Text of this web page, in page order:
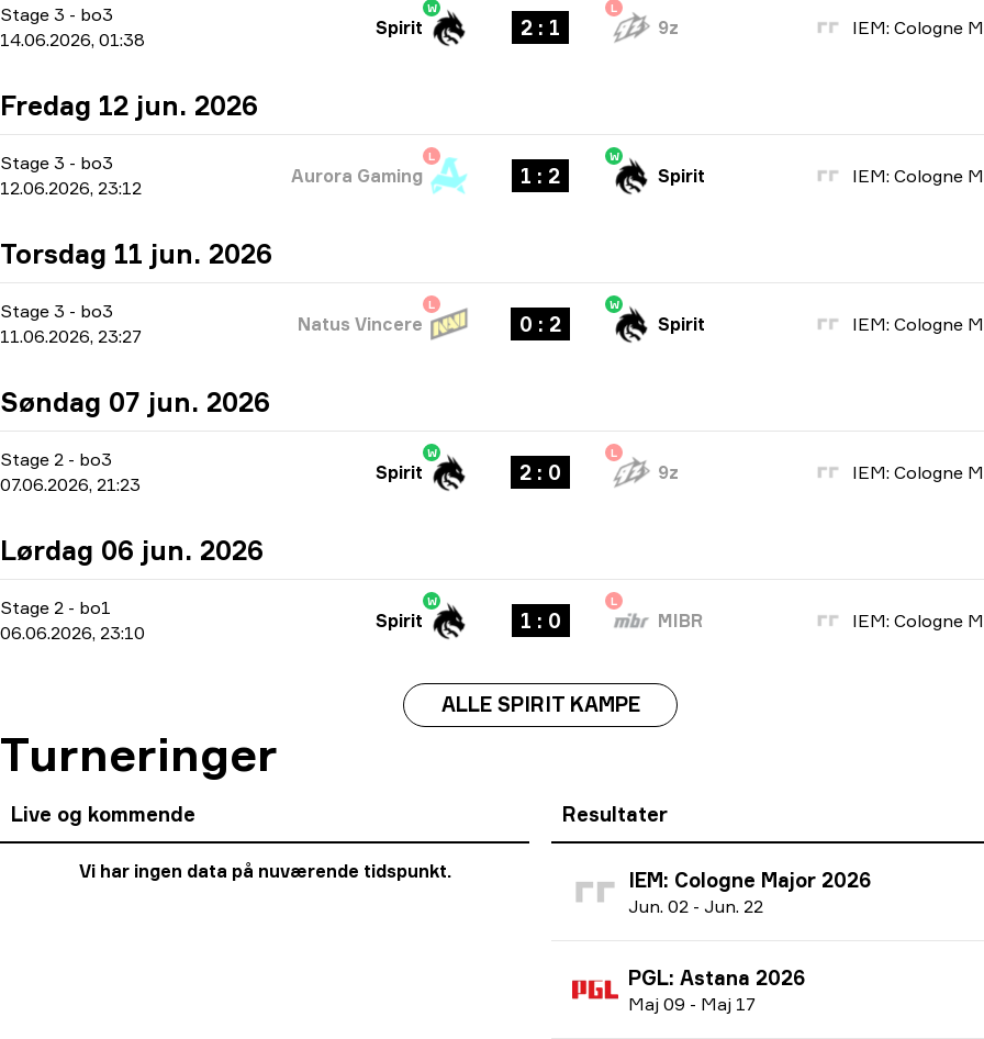
Stage 3 - bo3
14.06.2026, 01:38
W
Spirit 2 : 1
L
9z
Fredag 12 jun. 2026
Stage 3 - bo3
12.06.2026, 23:12
L
Aurora Gaming 1 : 2
W
Spirit
Torsdag 11 jun. 2026
Stage 3 - bo3
11.06.2026, 23:27
L
Natus Vincere 0 : 2
W
Spirit
Søndag 07 jun. 2026
Stage 2 - bo3
07.06.2026, 21:23
W
Spirit 2 : 0
L
9z
Lørdag 06 jun. 2026
Stage 2 - bo1
06.06.2026, 23:10
W
Spirit 1 : 0
L
MIBR
ALLE SPIRIT KAMPE
Turneringer
Live og kommende
Vi har ingen data på nuværende tidspunkt.
Resultater
IEM: Cologne Major 2026
Jun. 02 - Jun. 22
PGL: Astana 2026
Maj 09 - Maj 17